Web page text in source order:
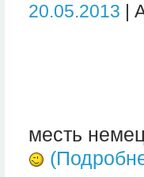
20.05.2013 |
месть